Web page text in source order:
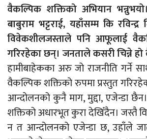
वैकल्पिक शक्तिको अभियान
बाबुराम भट्टराई, यहाँसम्म कि रविन्द्र
विवेकशीलजस्ताले पनि आफूलाई
गरिरहेका छन्। जनताले कसरी चिन्ने
हामीबाहेकका अरु जो राजनीति गर्ने
वैकल्पिक शक्तिको रुपमा प्रस्तुत
आन्दोलनको कुनै माग, मुद्दा, एजेन्डा
शक्तिको अधारभूत कुरा देखिँदैन। जस्तै
न त आन्दोलनको एजेन्डा छ, उहाँले